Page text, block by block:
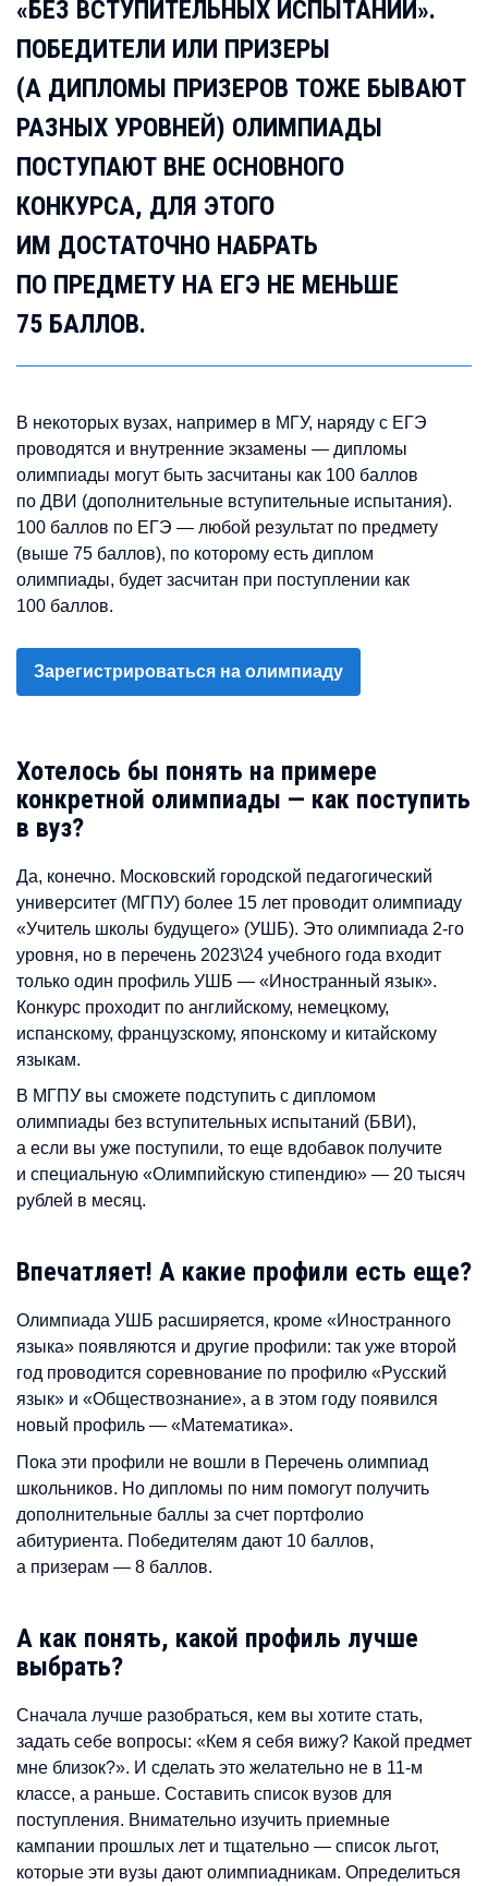
«БЕЗ ВСТУПИТЕЛЬНЫХ ИСПЫТАНИЙ».
ПОБЕДИТЕЛИ ИЛИ ПРИЗЕРЫ
(А ДИПЛОМЫ ПРИЗЕРОВ ТОЖЕ БЫВАЮТ
РАЗНЫХ УРОВНЕЙ) ОЛИМПИАДЫ
ПОСТУПАЮТ ВНЕ ОСНОВНОГО
КОНКУРСА, ДЛЯ ЭТОГО
ИМ ДОСТАТОЧНО НАБРАТЬ
ПО ПРЕДМЕТУ НА ЕГЭ НЕ МЕНЬШЕ
75 БАЛЛОВ.
В некоторых вузах, например в МГУ, наряду с ЕГЭ
проводятся и внутренние экзамены — дипломы
олимпиады могут быть засчитаны как 100 баллов
по ДВИ (дополнительные вступительные испытания).
100 баллов по ЕГЭ — любой результат по предмету
(выше 75 баллов), по которому есть диплом
олимпиады, будет засчитан при поступлении как
100 баллов.
Зарегистрироваться на олимпиаду
Хотелось бы понять на примере
конкретной олимпиады — как поступить
в вуз?
Да, конечно. Московский городской педагогический
университет (МГПУ) более 15 лет проводит олимпиаду
«Учитель школы будущего» (УШБ). Это олимпиада 2-го
уровня, но в перечень 2023\24 учебного года входит
только один профиль УШБ — «Иностранный язык».
Конкурс проходит по английскому, немецкому,
испанскому, французскому, японскому и китайскому
языкам.
В МГПУ вы сможете подступить с дипломом
олимпиады без вступительных испытаний (БВИ),
а если вы уже поступили, то еще вдобавок получите
и специальную «Олимпийскую стипендию» — 20 тысяч
рублей в месяц.
Впечатляет! А какие профили есть еще?
Олимпиада УШБ расширяется, кроме «Иностранного
языка» появляются и другие профили: так уже второй
год проводится соревнование по профилю «Русский
язык» и «Обществознание», а в этом году появился
новый профиль — «Математика».
Пока эти профили не вошли в Перечень олимпиад
школьников. Но дипломы по ним помогут получить
дополнительные баллы за счет портфолио
абитуриента. Победителям дают 10 баллов,
а призерам — 8 баллов.
А как понять, какой профиль лучше
выбрать?
Сначала лучше разобраться, кем вы хотите стать,
задать себе вопросы: «Кем я себя вижу? Какой предмет
мне близок?». И сделать это желательно не в 11-м
классе, а раньше. Составить список вузов для
поступления. Внимательно изучить приемные
кампании прошлых лет и тщательно — список льгот,
которые эти вузы дают олимпиадникам. Определиться